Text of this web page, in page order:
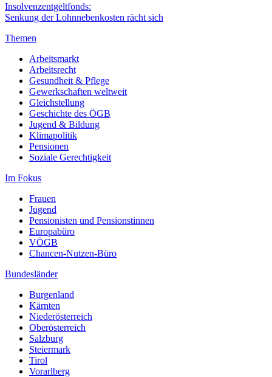
Insolvenzentgeltfonds:
Senkung der Lohnnebenkosten rächt sich
Themen
Arbeitsmarkt
Arbeitsrecht
Gesundheit & Pflege
Gewerkschaften weltweit
Gleichstellung
Geschichte des ÖGB
Jugend & Bildung
Klimapolitik
Pensionen
Soziale Gerechtigkeit
Im Fokus
Frauen
Jugend
Pensionisten und Pensionstinnen
Europabüro
VÖGB
Chancen-Nutzen-Büro
Bundesländer
Burgenland
Kärnten
Niederösterreich
Oberösterreich
Salzburg
Steiermark
Tirol
Vorarlberg